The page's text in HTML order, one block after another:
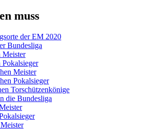
muss
der EM 2020
Bundesliga
Meister
Meister
Pokalsieger
Torschützenkönige
die Bundesliga